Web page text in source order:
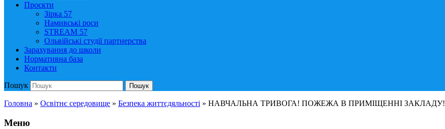
Проєкти
Зірка 57
Намивські роси
STREAM 57
Ольвійські студії партнерства
Зарахування до школи
Нормативна база
Контакти
Пошук Пошук
Головна » Освітнє середовище » Безпека життєдяльності » НАВЧАЛЬНА ТРИВОГА! ПОЖЕЖА В ПРИМІЩЕННІ ЗАКЛАДУ!
Меню